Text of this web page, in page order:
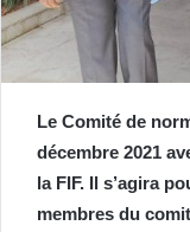
Le Comité de
décembre 2021
la FIF. Il s’agira
membres du